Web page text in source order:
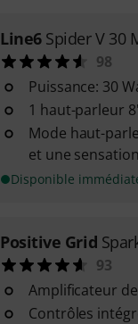
Line6 Spider V 30
98
Puissance: 30
1 haut-parleur
Mode haut-
et une
Disponible
Positive Grid
93
Amplificateur
Contrôles